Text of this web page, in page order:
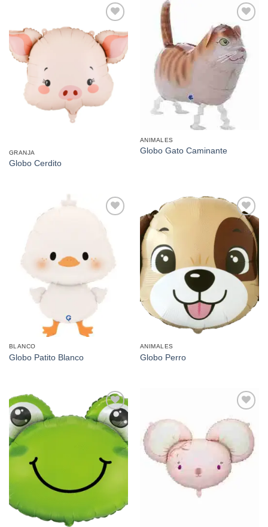
Añadir
a la
lista de
deseos
GRANJA
Globo Cerdito
Añadir
a la
lista de
deseos
ANIMALES
Globo Gato Caminante
BLANCO
Globo Patito Blanco
Añadir
a la
deseos
ANIMALES
Globo Perro
Añadir
a la
lista de
Añadir
a la
lista de